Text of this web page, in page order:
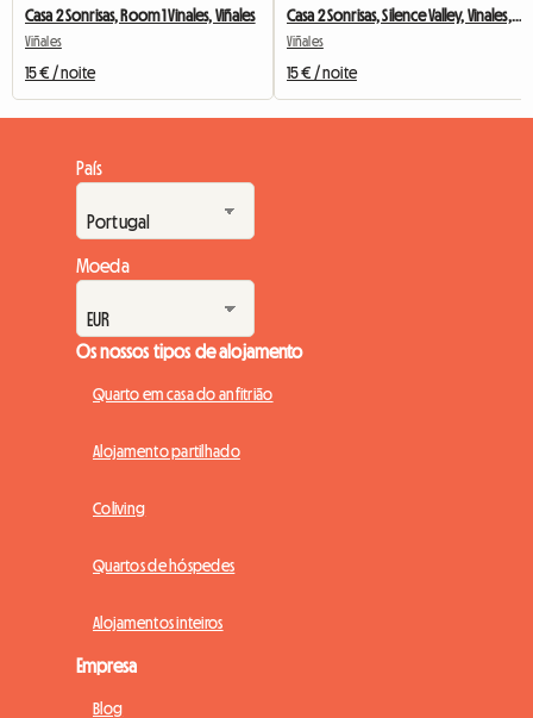
Casa 2 Sonrisas, Room 1 Vinales, Viñales
Viñales
15 € / noite
Viñales
15 € / noite
País
Moeda
Os nossos tipos de alojamento
Quarto em casa do anfitrião
Alojamento partilhado
Coliving
Quartos de hóspedes
Alojamentos inteiros
Empresa
Blog